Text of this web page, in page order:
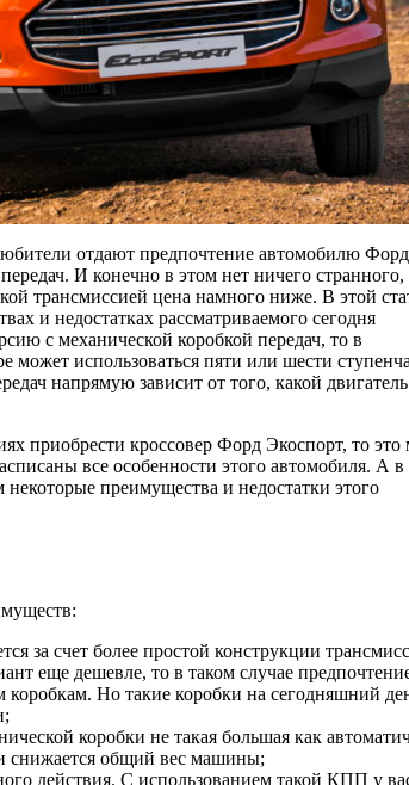
отдают предпочтение автомобилю Форд
И конечно в этом нет ничего странного,
трансмиссией цена намного ниже. В этой
и недостатках рассматриваемого сегодня
с механической коробкой передач, то в
может использоваться пяти или шести
напрямую зависит от того, какой двигатель
приобрести кроссовер Форд Экоспорт, то
все особенности этого автомобиля. А в
преимущества и недостатки этого
за счет более простой конструкции
еще дешевле, то в таком случае
коробкам. Но такие коробки на сегодняшний
коробки не такая большая как
снижается общий вес машины;
действия. С использованием такой КПП у